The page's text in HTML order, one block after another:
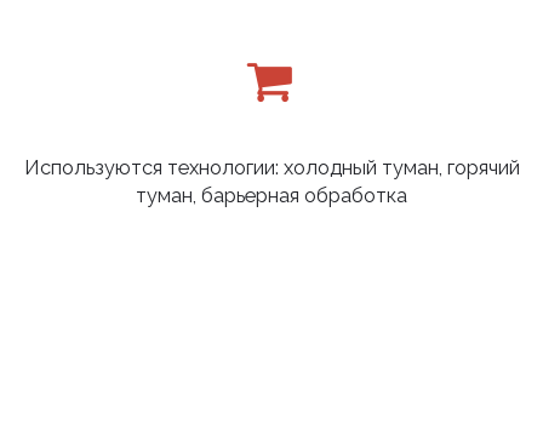
Используются технологии: холодный туман, горячий
туман, барьерная обработка